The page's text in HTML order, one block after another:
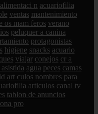
alimentaci n acuariofilia
ventas mantenimiento
os mam feros verano
peluquer a canina
protagonistas
higiene snacks acuario
viajar conejos cr a
agua peces camas
art culos nombres para
articulos canal tv
tablon de anuncios
pro